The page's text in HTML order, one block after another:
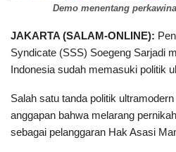
Demo menentang
JAKARTA (SALAM-ONLINE):
Syndicate (SSS) Soegeng Sarjadi
Indonesia sudah memasuki politik
Salah satu tanda politik
anggapan bahwa melarang
sebagai pelanggaran Hak Asasi